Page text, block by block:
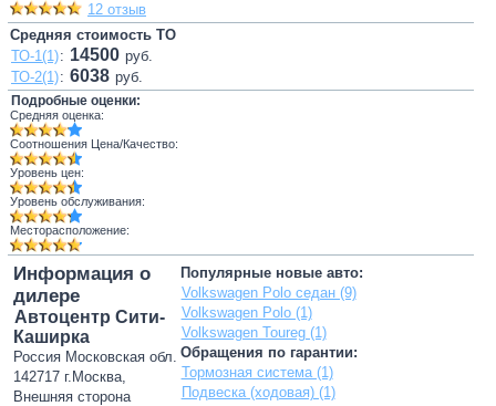
12 отзыв
Средняя стоимость ТО
ТО-1(1): 14500 руб.
ТО-2(1): 6038 руб.
Подробные оценки:
Средняя оценка:
Соотношения Цена/Качество:
Уровень цен:
Уровень обслуживания:
Месторасположение:
Популярные новые авто:
Volkswagen Polo седан (9)
Volkswagen Polo (1)
Volkswagen Toureg (1)
Обращения по гарантии:
Тормозная система (1)
Подвеска (ходовая) (1)
Информация о
дилере
Автоцентр Сити-
Каширка
Россия Московская обл.
142717 г.Москва,
Внешняя сторона